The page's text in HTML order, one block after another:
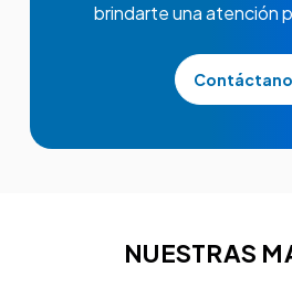
brindarte una atención
NUESTRAS